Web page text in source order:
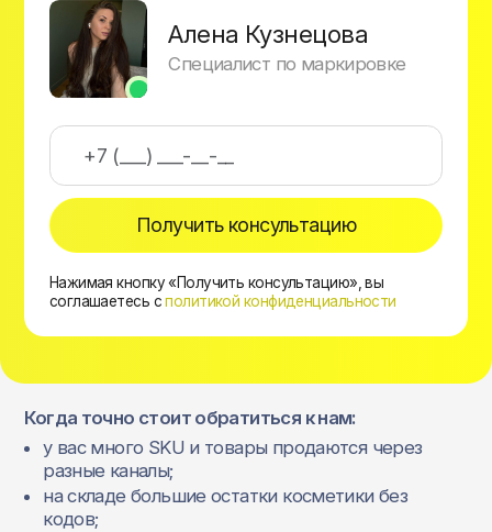
Алена Кузнецова
Специалист по маркировке
Получить консультацию
Нажимая кнопку «Получить консультацию», вы
соглашаетесь сполитикой конфиденциальности
Когда точно стоит обратиться к нам:
у вас много SKU и товары продаются через
разные каналы;
на складе большие остатки косметики без
кодов;